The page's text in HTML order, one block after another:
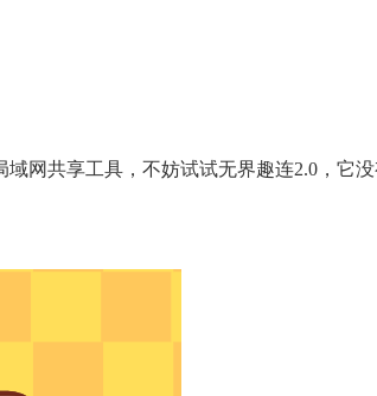
网共享工具，不妨试试无界趣连2.0，它